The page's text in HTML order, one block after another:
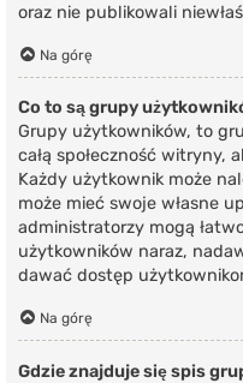
oraz nie publikowali
Na górę
Co to są grupy
Grupy użytkowników, to
całą społeczność witryny,
Każdy użytkownik może
może mieć swoje własne
administratorzy mogą
użytkowników naraz,
dawać dostęp
Na górę
Gdzie znajduje się spis